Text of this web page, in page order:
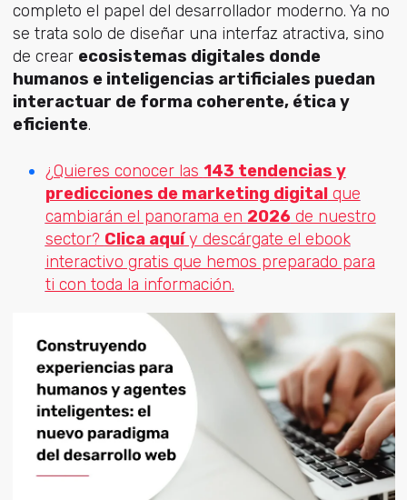
completo el papel del desarrollador moderno. Ya no
se trata solo de diseñar una interfaz atractiva, sino
de crear ecosistemas digitales donde
humanos e inteligencias artificiales puedan
interactuar de forma coherente, ética y
eficiente.
¿Quieres conocer las 143 tendencias y
predicciones de marketing digitalque
cambiarán el panorama en 2026de nuestro
sector? Clica aquíy descárgate el ebook
interactivo gratis que hemos preparado para
ti con toda la información.